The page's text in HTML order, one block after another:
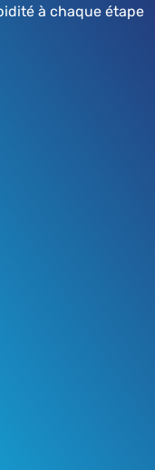
à chaque étape